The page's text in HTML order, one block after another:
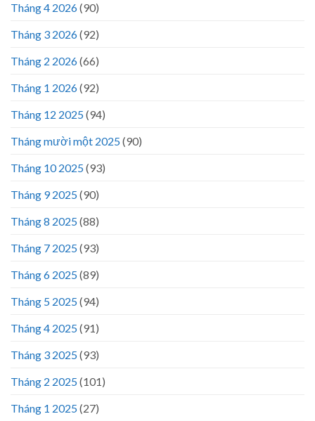
Tháng 4 2026(90)
Tháng 3 2026(92)
Tháng 2 2026(66)
Tháng 1 2026(92)
Tháng 12 2025(94)
Tháng mười một 2025(90)
Tháng 10 2025(93)
Tháng 9 2025(90)
Tháng 8 2025(88)
Tháng 7 2025(93)
Tháng 6 2025(89)
Tháng 5 2025(94)
Tháng 4 2025(91)
Tháng 3 2025(93)
Tháng 2 2025(101)
Tháng 1 2025(27)